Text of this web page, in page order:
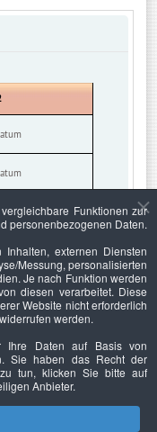
Funktionen zur
personenbezogenen Daten.
externen Diensten
Messung, personalisierten
Je nach Funktion werden
diesen verarbeitet. Diese
Website nicht erforderlich
werden.
Ihre Daten auf Basis von
Sie haben das Recht der
tun, klicken Sie bitte auf
Anbieter.